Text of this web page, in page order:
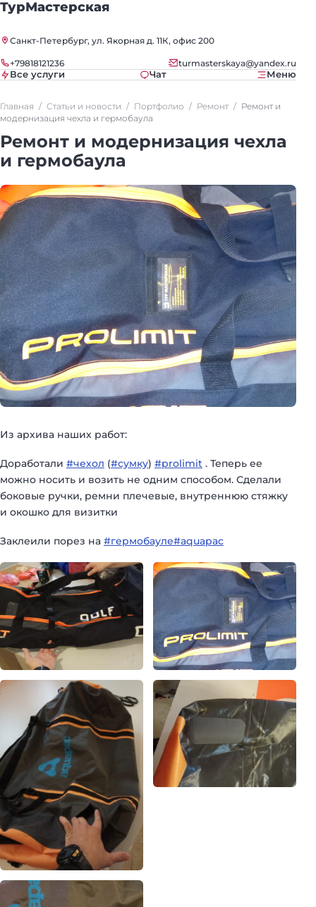
ТурМастерская
Санкт-Петербург, ул. Якорная д. 11К, офис 200
+79818121236 turmasterskaya@yandex.ru
Все услуги Чат Меню
Главная Статьи и новости Портфолио Ремонт
Ремонт и
модернизация чехла и гермобаула
Ремонт и модернизация чехла
и гермобаула
Из архива наших работ:
Доработали #чехол (#сумку) #prolimit . Теперь ее
можно носить и возить не одним способом. Сделали
боковые ручки, ремни плечевые, внутреннюю стяжку
и окошко для визитки
Заклеили порез на #гермобауле#aquapac